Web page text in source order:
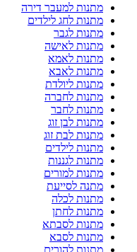
מתנות למעבר דירה
מתנות לחג לילדים
מתנות לגבר
מתנות לאישה
מתנות לאמא
מתנות לאבא
מתנות ליולדת
מתנות לחברה
מתנות לחבר
מתנות לבן זוג
מתנות לבת זוג
מתנות לילדים
מתנות לגננות
מתנות למורים
מתנה לסייעת
מתנות לכלה
מתנות לחתן
מתנות לסבתא
מתנות לסבא
מתנות להורים